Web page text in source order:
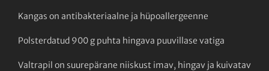
Kangas on antibakteriaalne ja hüpoallergeenne
Polsterdatud 900 g puhta hingava puuvillase vatiga
Valtrapil on suurepärane niiskust imav, hingav ja kuivatav